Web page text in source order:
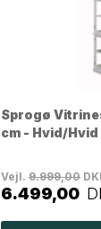
Sprogø
cm - Hvid/Hvid
Vejl. 9.999,00
6.499,00